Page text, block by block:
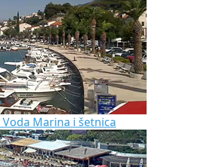
Voda Marina i šetnica